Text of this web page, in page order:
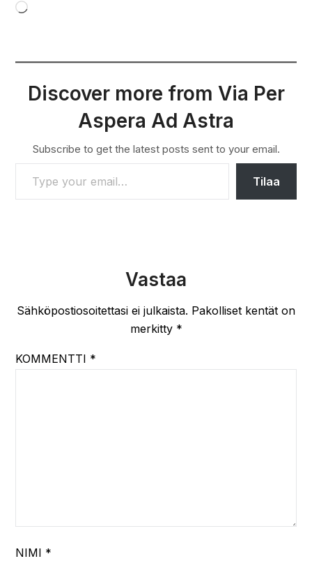
Loading…
Discover more from Via Per
Aspera Ad Astra
Subscribe to get the latest posts sent to your email.
TYPE YOUR EMAIL…
Tilaa
Vastaa
Sähköpostiosoitettasi ei julkaista. Pakolliset kentät on
merkitty *
KOMMENTTI *
NIMI *